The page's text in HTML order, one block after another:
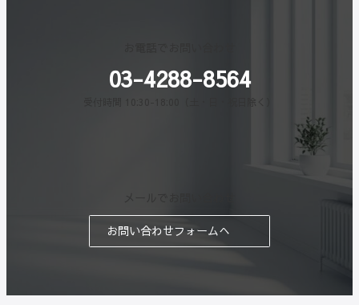
03-4288-8564
受付時間 10:30-18:00（土・日・祝日除く）
お問い合わせフォームへ